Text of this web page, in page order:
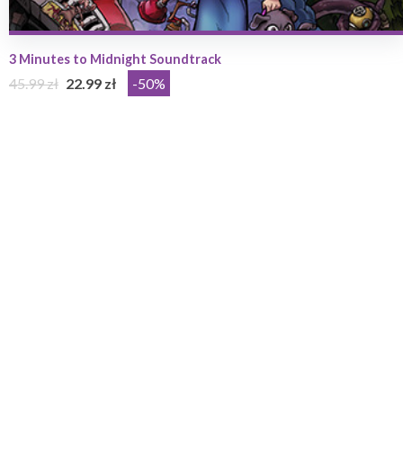
3 Minutes to Midnight Soundtrack
45.99 zł 22.99 zł -50%